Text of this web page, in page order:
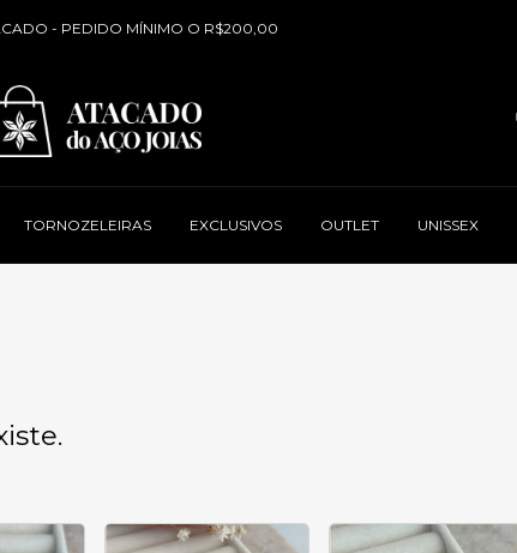
- PEDIDO MÍNIMO O R$200,00
TORNOZELEIRAS EXCLUSIVOS OUTLET UNISSEX